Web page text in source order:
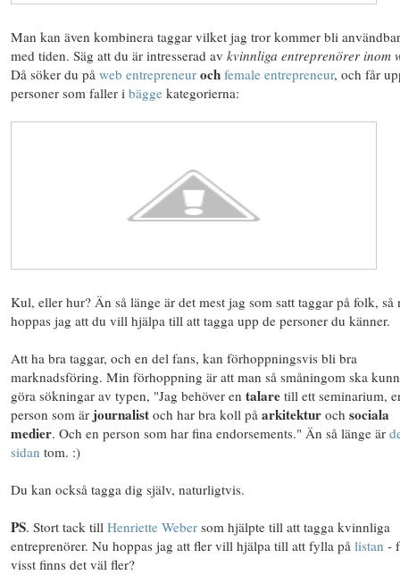
Man kan även kombinera taggar vilket jag tror kommer bli
med tiden. Säg att du är intresserad av kvinnliga entreprenörer inom
Då söker du på web entrepreneur och female entrepreneur, och får
personer som faller i bägge kategorierna:
Kul, eller hur? Än så länge är det mest jag som satt taggar på folk, så
hoppas jag att du vill hjälpa till att tagga upp de personer du känner.
Att ha bra taggar, och en del fans, kan förhoppningsvis bli bra
marknadsföring. Min förhoppning är att man så småningom ska
göra sökningar av typen, "Jag behöver en talare till ett seminarium,
person som är journalist och har bra koll på arkitektur och sociala
medier. Och en person som har fina endorsements." Än så länge är
sidan tom. :)
Du kan också tagga dig själv, naturligtvis.
PS. Stort tack till Henriette Weber som hjälpte till att tagga kvinnliga
entreprenörer. Nu hoppas jag att fler vill hjälpa till att fylla på listan -
visst finns det väl fler?